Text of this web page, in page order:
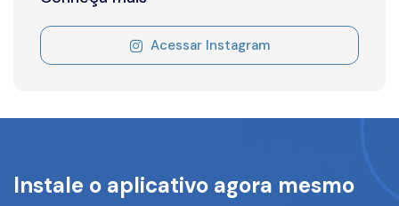
Acessar Instagram
Instale o aplicativo agora mesmo